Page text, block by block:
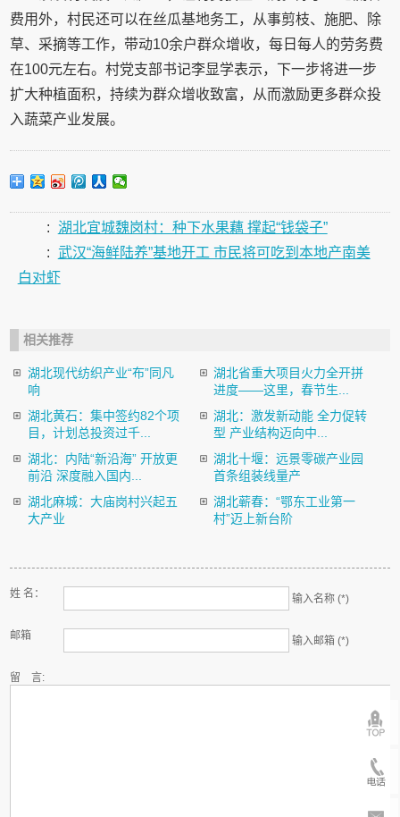
费用外，村民还可以在丝瓜基地务工，从事剪枝、施肥、除
草、采摘等工作，带动10余户群众增收，每日每人的劳务费
在100元左右。村党支部书记李显学表示，下一步将进一步
扩大种植面积，持续为群众增收致富，从而激励更多群众投
入蔬菜产业发展。
: 湖北宜城魏岗村：种下水果藕 撑起“钱袋子”
: 武汉“海鲜陆养”基地开工 市民将可吃到本地产南美
白对虾
相关推荐
湖北现代纺织产业“布”同凡
响
湖北省重大项目火力全开拼
进度——这里，春节生...
湖北黄石：集中签约82个项
目，计划总投资过千...
湖北：激发新动能 全力促转
型 产业结构迈向中...
湖北：内陆“新沿海” 开放更
前沿 深度融入国内...
湖北十堰：远景零碳产业园
首条组装线量产
湖北麻城：大庙岗村兴起五
大产业
湖北蕲春：“鄂东工业第一
村”迈上新台阶
姓 名： 输入名称 (*)
邮箱 输入邮箱 (*)
留 言: